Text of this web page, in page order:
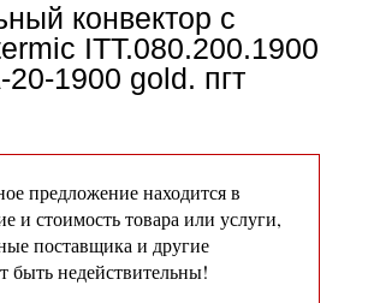
конвектор с
ITT.080.200.1900
20-1900 gold. пгт
предложение находится в
и стоимость товара или услуги,
поставщика и другие
быть недействительны!